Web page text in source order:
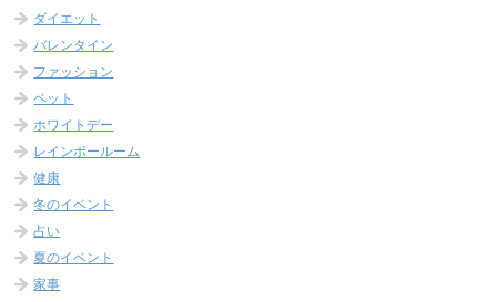
ダイエット
バレンタイン
ファッション
ペット
ホワイトデー
レインボールーム
健康
冬のイベント
占い
夏のイベント
家事